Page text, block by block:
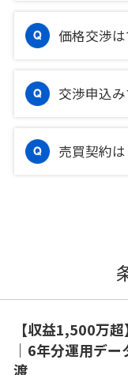
価格交渉
交渉申込
売買契約
【収益1,500万
｜6年分運用デ
渡